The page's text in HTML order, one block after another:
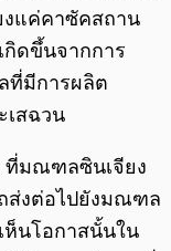
งแค่คาซัคสถาน
กิดขึ้นจากการ
ที่มีการผลิต
เสฉวน
ที่มณฑลซินเจียง
ส่งต่อไปยังมณฑล
ห็นโอกาสนั้นใน